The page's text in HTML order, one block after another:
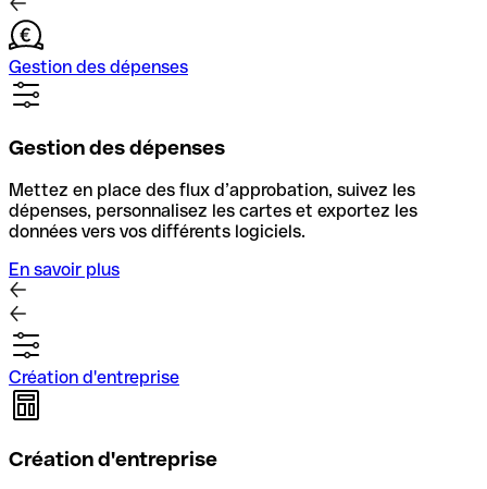
Gestion des dépenses
Gestion des dépenses
Mettez en place des flux d’approbation, suivez les
dépenses, personnalisez les cartes et exportez les
données vers vos différents logiciels.
En savoir plus
Création d'entreprise
Création d'entreprise